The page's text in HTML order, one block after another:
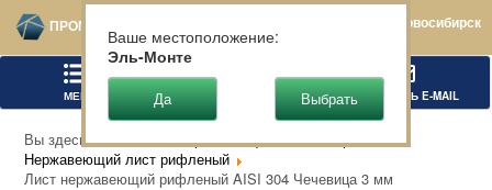
ПРОМТЕХСТАЛЬ Новосибирск
МЕНЮ НАПИСАТЬ E-MAIL
Вы здесь: Главная
Нержавеющий металлопрокат
Нержавеющий лист рифленый
Лист нержавеющий рифленый AISI 304 Чечевица 3 мм
Ваше местоположение:
Эль-Монте